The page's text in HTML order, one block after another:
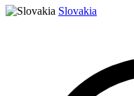
Slovakia